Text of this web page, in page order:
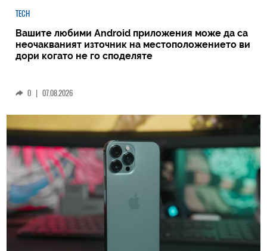
TECH
Вашите любими Android приложения може да са
неочакваният източник на местоположението ви
дори когато не го споделяте
0 | 07.08.2026